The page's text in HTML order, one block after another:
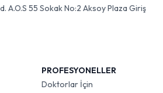
A.O.S 55 Sokak No:2 Aksoy Plaza Giriş
PROFESYONELLER
Doktorlar İçin